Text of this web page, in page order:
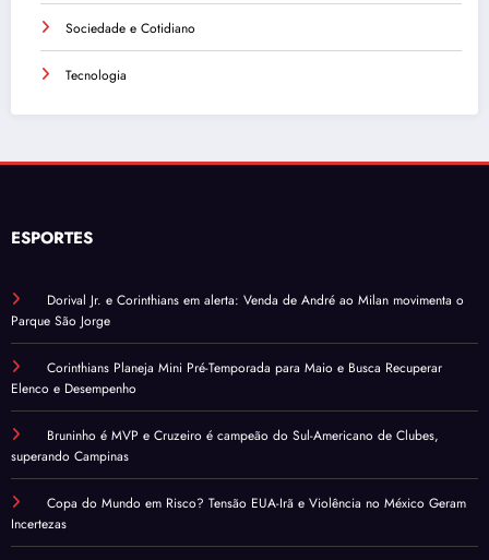
Sociedade e Cotidiano
Tecnologia
ESPORTES
Dorival Jr. e Corinthians em alerta: Venda de André ao Milan movimenta o
Parque São Jorge
Corinthians Planeja Mini Pré-Temporada para Maio e Busca Recuperar
Elenco e Desempenho
Bruninho é MVP e Cruzeiro é campeão do Sul-Americano de Clubes,
superando Campinas
Copa do Mundo em Risco? Tensão EUA-Irã e Violência no México Geram
Incertezas